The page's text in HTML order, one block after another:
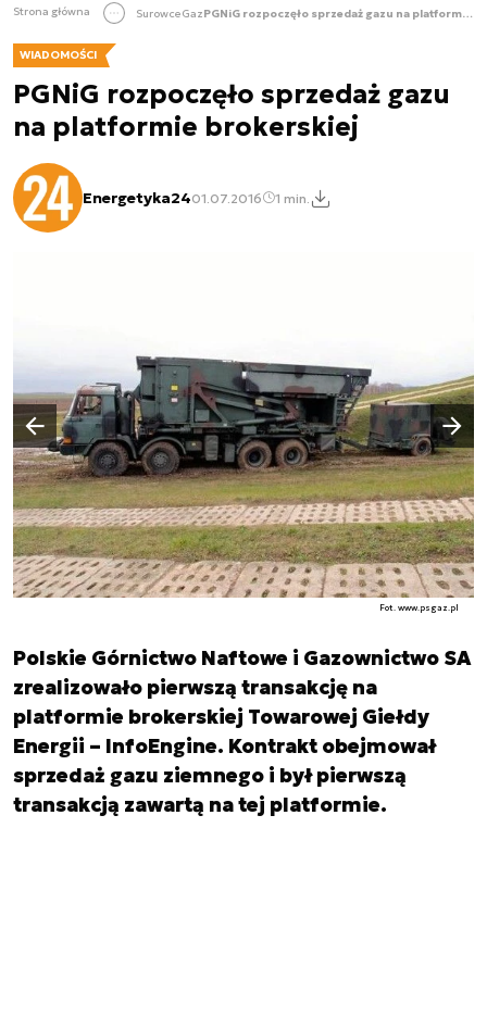
Strona główna SurowceGaz PGNiG rozpoczęło sprzedaż gazu na platformie brokerskiej
WIADOMOŚCI
PGNiG rozpoczęło sprzedaż gazu
na platformie brokerskiej
Energetyka2401.07.2016 1 min.
Fot. www.psgaz.pl
Poprzedni slajd
Następny slajd
Polskie Górnictwo Naftowe i Gazownictwo SA
zrealizowało pierwszą transakcję na
platformie brokerskiej Towarowej Giełdy
Energii – InfoEngine. Kontrakt obejmował
sprzedaż gazu ziemnego i był pierwszą
transakcją zawartą na tej platformie.